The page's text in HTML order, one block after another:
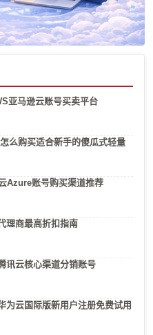
亚马逊云账号买卖平台
么购买适合新手的傻瓜式轻量
Azure账号购买渠道推荐
理商最高折扣指南
讯云核心渠道分销账号
为云国际版新用户注册免费试用